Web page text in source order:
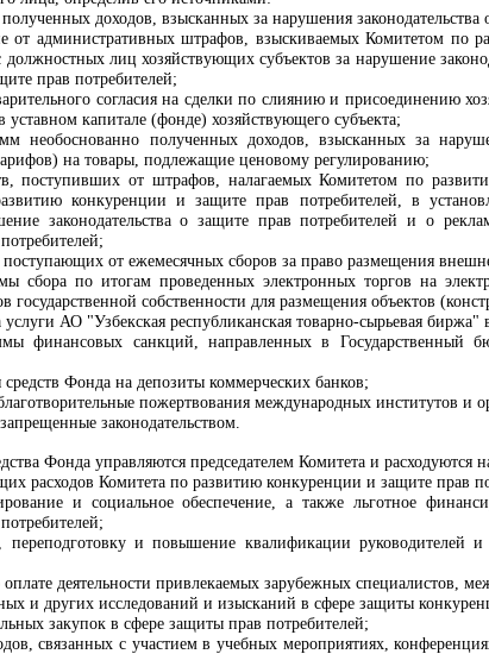
доходов, взысканных за нарушения законодательства
от административных штрафов, взыскиваемыхКомитетом по
должностных лиц хозяйствующих субъектов за нарушение
прав потребителей;
согласия на сделки по слиянию и присоединению
капитале (фонде) хозяйствующего субъекта;
необоснованно полученных доходов, взысканных за
на товары, подлежащие ценовому регулированию;
поступивших от штрафов, налагаемыхКомитетом по
конкуренции и защите прав потребителей, в
законодательства о защите прав потребителей и о
;
поступающих от ежемесячных сборов за право размещения
сбора по итогам проведенных электронных торгов на
государственной собственности для размещения объектов
АО "Узбекская республиканская товарно-сырьевая биржа"
финансовых санкций, направленных в Государственный
Фонда на депозиты коммерческих банков;
пожертвования международных институтов
законодательством.
Фонда управляются председателем Комитета и расходуются
расходов Комитета по развитию конкуренции и защите прав
и социальное обеспечение, а также льготное
;
переподготовку и повышение квалификации руководителей и
деятельности привлекаемых зарубежных специалистов,
и других исследований и изысканий в сфере защиты
закупок в сфере защиты прав потребителей;
связанных с участием в учебных мероприятиях,